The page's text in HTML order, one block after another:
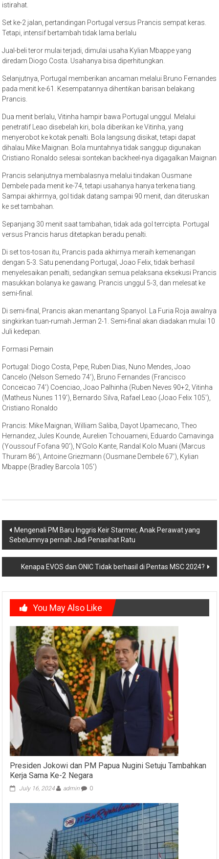
istirahat.
Set ke-2 jalan, pertandingan Portugal versus Prancis sempat keras.
Tetapi, intensif bertambah tidak lama berlalu
Jual-beli teror mulai terjadi, dimulai usaha Kylian Mbappe yang
diredam Diogo Costa. Usahanya bisa diperhitungkan.
Selanjutnya, Portugal memberikan ancaman melalui Bruno Fernandes
pada menit ke-61. Kesempatannya dihentikan barisan belakang
Prancis.
Dua menit berlalu, Vitinha hampir bawa Portugal unggul. Melalui
penetratif Leao disebelah kiri, bola diberikan ke Vitinha, yang
menyerobot ke kotak penalti. Bola langsung disikat, tetapi dapat
dihalau Mike Maignan. Bola muntahnya tidak sanggup digunakan
Cristiano Ronaldo selesai sontekan backheel-nya digagalkan Maignan
Prancis selanjutnya membalasnya melalui tindakan Ousmane
Dembele pada menit ke-74, tetapi usahanya hanya terkena tiang.
Sampai akhirrnya, gol tidak datang sampai 90 menit, dan diteruskan
ke set tambahan.
Sepanjang 30 menit saat tambahan, tidak ada gol terrcipta. Portugal
versus Prancis harus ditetapkan beradu penalti.
Di set tos-tosan itu, Prancis pada akhirnya meraih kemenangan
dengan 5-3. Satu penendang Portugal, Joao Felix, tidak berhasil
menyelesaikan penalti, sedangkan semua pelaksana eksekusi Prancis
masukkan bolanya ke gawang. Prancis unggul 5-3, dan melesat ke
semi-final.
Di semi-final, Prancis akan menantang Spanyol. La Furia Roja awalnya
singkirkan tuan-rumah Jerman 2-1. Semi-final akan diadakan mulai 10
Juli kedepan.
Formasi Pemain
Portugal: Diogo Costa, Pepe, Ruben Dias, Nuno Mendes, Joao
Cancelo (Nelson Semedo 74′), Bruno Fernandes (Francisco
Conceicao 74′) Coenciao, Joao Palhinha (Ruben Neves 90+2, Vitinha
(Matheus Nunes 119′), Bernardo Silva, Rafael Leao (Joao Felix 105′),
Cristiano Ronaldo
Prancis: Mike Maignan, William Saliba, Dayot Upamecano, Theo
Hernandez, Jules Kounde, Aurelien Tchouameni, Eduardo Camavinga
(Youssouf Fofana 90′), N’Golo Kante, Randal Kolo Muani (Marcus
Thuram 86′), Antoine Griezmann (Ousmane Dembele 67′), Kylian
Mbappe (Bradley Barcola 105′)
Post
navigation
Mengenali PM Baru Inggris Keir Starmer, Anak Perawat yang
Sebelumnya pernah Jadi Penasihat Ratu
Kenapa EVOS dan ONIC Tidak berhasil di Pentas MSC 2024?
You May Also Like
Presiden Jokowi dan PM Papua Nugini Setuju Tambahkan
Kerja Sama Ke-2 Negara
July 16, 2024 admin 0